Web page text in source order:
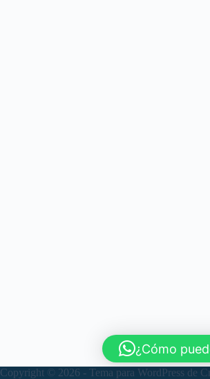
Copyright © 2026 - Tema para WordPress de
¿Cómo